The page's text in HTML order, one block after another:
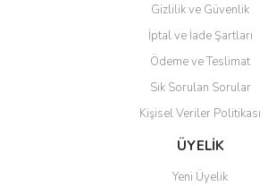
Ürünler kategorize, başlıklar
kolaylaşıyor. Yani site de
hazırlanmış çok düzenli bir site.
Gizlilik ve Güvenlik
İptal ve İade Şartları
Ödeme ve Teslimat
Sık Sorulan Sorular
Kişisel Veriler Politikası
ÜYELİK
Yeni Üyelik